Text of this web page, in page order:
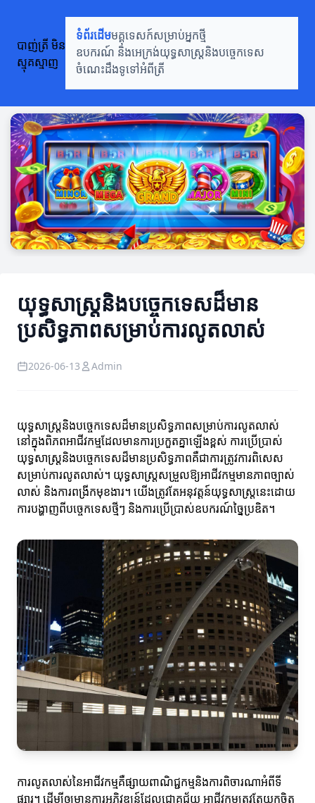
បាញ់ត្រី មិន
ស្មុគស្មាញ
ទំព័រដើមមគ្គុទេសក៍សម្រាប់អ្នកថ្មី
ឧបករណ៍ និងអេក្រង់យុទ្ធសាស្រ្តនិងបច្ចេកទេស
ចំណេះដឹងទូទៅអំពីត្រី
យុទ្ធសាស្រ្តនិងបច្ចេកទេសដ៏មាន
ប្រសិទ្ធភាពសម្រាប់ការលូតលាស់
2026-06-13 Admin
យុទ្ធសាស្រ្តនិងបច្ចេកទេសដ៏មានប្រសិទ្ធភាពសម្រាប់ការលូតលាស់
នៅក្នុងពិភពអាជីវកម្មដែលមានការប្រកួតគ្នាឡើងខ្ពស់ ការប្រើប្រាស់
យុទ្ធសាស្រ្តនិងបច្ចេកទេសដ៏មានប្រសិទ្ធភាពគឺជាការត្រូវការពិសេស
សម្រាប់ការលូតលាស់។ យុទ្ធសាស្រ្តសម្រួលឱ្យអាជីវកម្មមានភាពច្បាស់
លាស់ និងការពង្រីកមុខងារ។ យើងត្រូវតែអនុវត្តន៍យុទ្ធសាស្រ្តនេះដោយ
ការបង្ហាញពីបច្ចេកទេសថ្មីៗ និងការប្រើប្រាស់ឧបករណ៍ច្នៃប្រឌិត។
ការលូតលាស់នៃអាជីវកម្មគឺផ្សាយពាណិជ្ជកម្មនិងការពិចារណាអំពីទី
ផ្សារ។ ដើម្បីឲ្យមានការអភិវឌ្ឍន៍ដែលជោគជ័យ អាជីវកម្មត្រូវតែយកចិត្ត